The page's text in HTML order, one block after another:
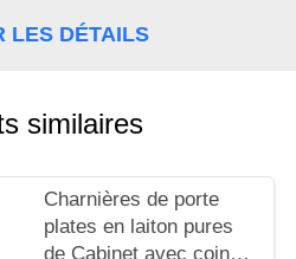
LES DÉTAILS
similaires
Charnières de porte
plates en laiton pures
de Cabinet avec coin